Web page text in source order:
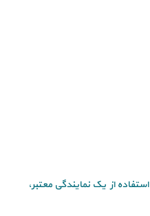
از یک نمایندگی معتبر،